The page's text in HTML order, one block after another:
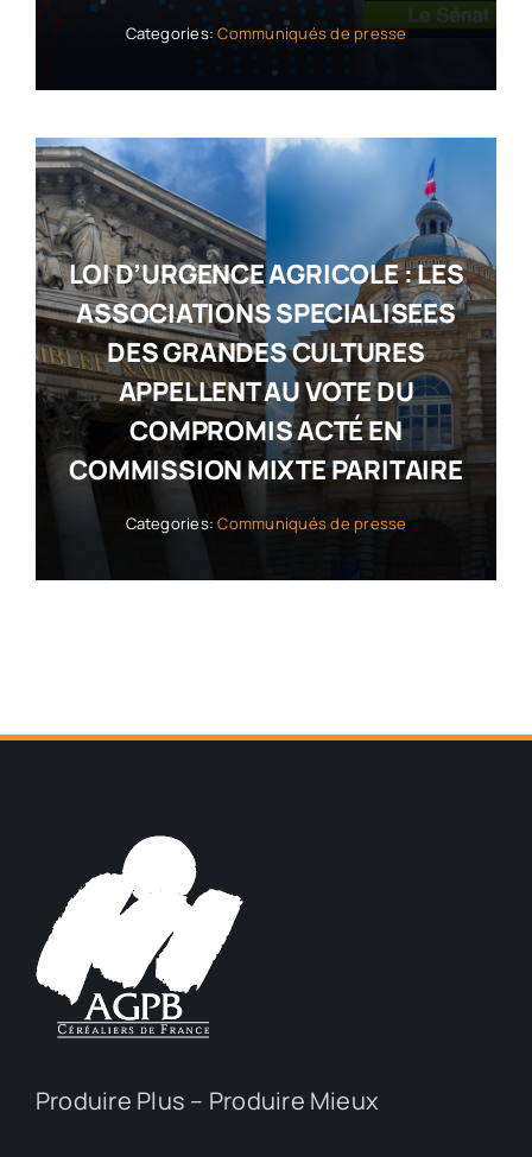
Categories:Communiqués de presse
LOI D’URGENCE AGRICOLE : LES
ASSOCIATIONS SPECIALISEES
DES GRANDES CULTURES
APPELLENT AU VOTE DU
COMPROMIS ACTÉ EN
COMMISSION MIXTE PARITAIRE
Categories:Communiqués de presse
Produire Plus – Produire Mieux